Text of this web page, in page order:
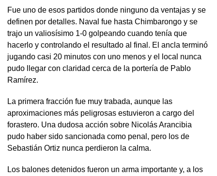
Fue uno de esos partidos donde ninguno da ventajas y se
definen por detalles. Naval fue hasta Chimbarongo y se
trajo un valiosísimo 1-0 golpeando cuando tenía que
hacerlo y controlando el resultado al final. El ancla terminó
jugando casi 20 minutos con uno menos y el local nunca
pudo llegar con claridad cerca de la portería de Pablo
Ramírez.
La primera fracción fue muy trabada, aunque las
aproximaciones más peligrosas estuvieron a cargo del
forastero. Una dudosa acción sobre Nicolás Arancibia
pudo haber sido sancionada como penal, pero los de
Sebastián Ortiz nunca perdieron la calma.
Los balones detenidos fueron un arma importante y, a los